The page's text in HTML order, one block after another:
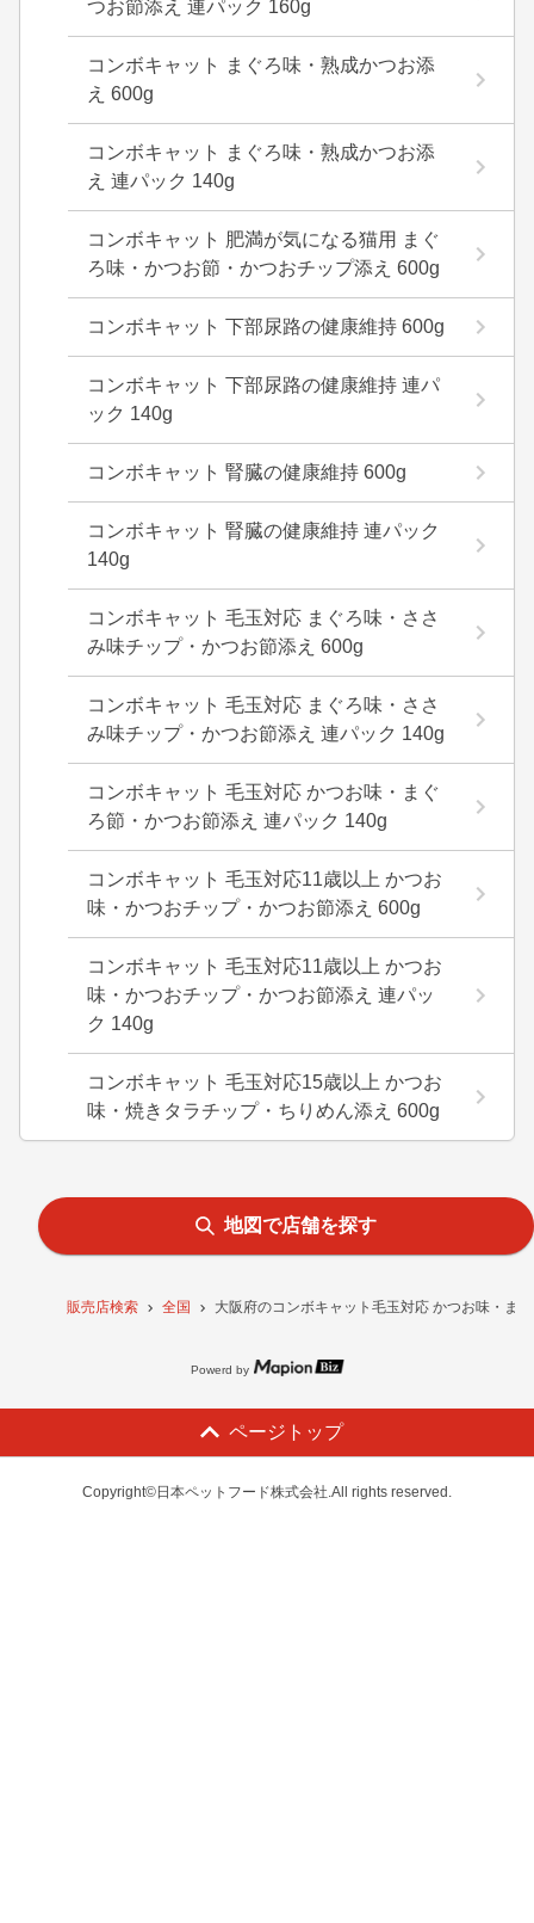
販売店検索 全国 大阪府のコンボキャット毛玉対応 かつお味・ま
つお節添え 連パック 160g
コンボキャット まぐろ味・熟成かつお添
え 600g
コンボキャット まぐろ味・熟成かつお添
え 連パック 140g
コンボキャット 肥満が気になる猫用 まぐ
ろ味・かつお節・かつおチップ添え 600g
コンボキャット 下部尿路の健康維持 600g
コンボキャット 下部尿路の健康維持 連パ
ック 140g
コンボキャット 腎臓の健康維持 600g
コンボキャット 腎臓の健康維持 連パック
140g
コンボキャット 毛玉対応 まぐろ味・ささ
み味チップ・かつお節添え 600g
コンボキャット 毛玉対応 まぐろ味・ささ
み味チップ・かつお節添え 連パック 140g
コンボキャット 毛玉対応 かつお味・まぐ
ろ節・かつお節添え 連パック 140g
コンボキャット 毛玉対応11歳以上 かつお
味・かつおチップ・かつお節添え 600g
コンボキャット 毛玉対応11歳以上 かつお
味・かつおチップ・かつお節添え 連パッ
ク 140g
コンボキャット 毛玉対応15歳以上 かつお
味・焼きタラチップ・ちりめん添え 600g
地図で店舗を探す
Powerd by
ページトップ
Copyright©日本ペットフード株式会社.All rights reserved.